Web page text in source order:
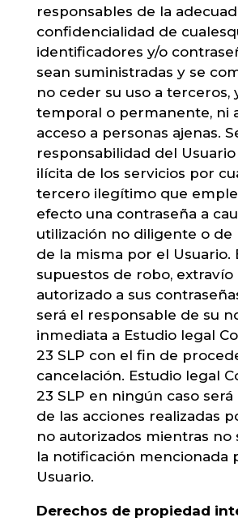
responsables de la
confidencialidad de
identificadores y/o
sean suministradas y se
no ceder su uso a terceros,
temporal o permanente, ni
acceso a personas ajenas.
responsabilidad del
ilícita de los servicios por
tercero ilegítimo que
efecto una contraseña a
utilización no diligente o de
de la misma por el Usuario.
supuestos de robo, extravío
autorizado a sus
será el responsable de su
inmediata a Estudio legal
23 SLP con el fin de
cancelación. Estudio legal
23 SLP en ningún caso
de las acciones realizadas
no autorizados mientras no
la notificación mencionada
Usuario.
Derechos de propiedad